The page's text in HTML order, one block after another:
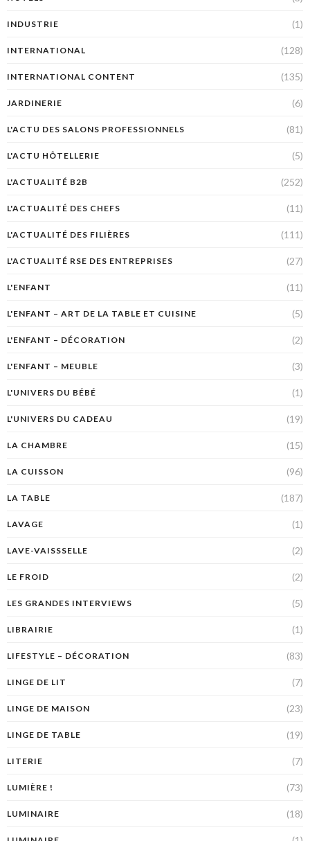
INDUSTRIE (1)
INTERNATIONAL (128)
INTERNATIONAL CONTENT (135)
JARDINERIE (6)
L'ACTU DES SALONS PROFESSIONNELS (81)
L'ACTU HÔTELLERIE (5)
L'ACTUALITÉ B2B (252)
L'ACTUALITÉ DES CHEFS (11)
L'ACTUALITÉ DES FILIÈRES (111)
L'ACTUALITÉ RSE DES ENTREPRISES (27)
L'ENFANT (11)
L'ENFANT – ART DE LA TABLE ET CUISINE (5)
L'ENFANT – DÉCORATION (2)
L'ENFANT – MEUBLE (3)
L'UNIVERS DU BÉBÉ (1)
L'UNIVERS DU CADEAU (19)
LA CHAMBRE (15)
LA CUISSON (96)
LA TABLE (187)
LAVAGE (1)
LAVE-VAISSSELLE (2)
LE FROID (2)
LES GRANDES INTERVIEWS (5)
LIBRAIRIE (1)
LIFESTYLE – DÉCORATION (83)
LINGE DE LIT (7)
LINGE DE MAISON (23)
LINGE DE TABLE (19)
LITERIE (7)
LUMIÈRE ! (73)
LUMINAIRE (18)